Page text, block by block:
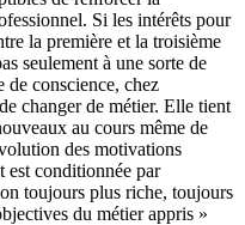
Si les intérêts pour
la première et la troisième
seulement à une sorte de
de conscience, chez
changer de métier. Elle tient
au cours même de
des motivations
est conditionnée par
toujours plus riche, toujours
du métier appris »